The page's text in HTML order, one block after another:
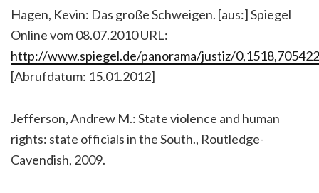
Hagen, Kevin: Das große Schweigen. [aus:] Spiegel
Online vom 08.07.2010 URL:
http://www.spiegel.de/panorama/justiz/
[Abrufdatum: 15.01.2012]
Jefferson, Andrew M.: State violence and human
rights: state officials in the South., Routledge-
Cavendish, 2009.